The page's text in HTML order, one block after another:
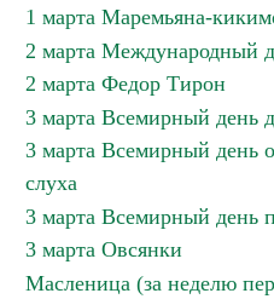
1 марта Маремьяна-
2 марта Международный
2 марта Федор Тирон
3 марта Всемирный день
3 марта Всемирный день
слуха
3 марта Всемирный день
3 марта Овсянки
Масленица (за неделю